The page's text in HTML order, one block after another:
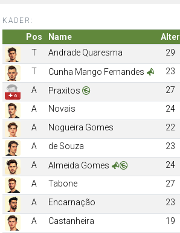
KADER:
Pos Name Alter
T
Andrade Quaresma 29
T
Cunha Mango Fernandes 23
✚ 6
A Praxitos 27
A
Novais 24
A
Nogueira Gomes 22
A
de Souza 23
A
Almeida Gomes 24
A
Tabone 27
A
Encarnação 23
A
Castanheira 19